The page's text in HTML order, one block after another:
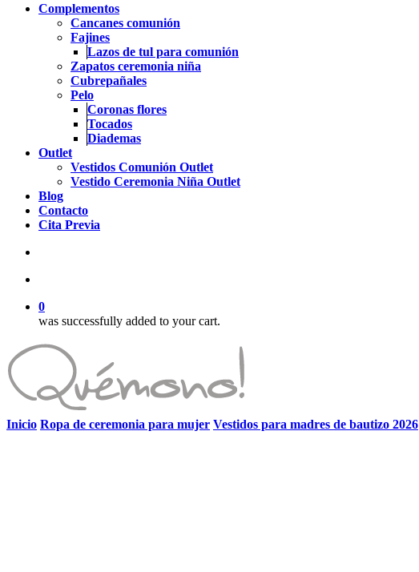
Complementos
Cancanes comunión
Fajines
Lazos de tul para comunión
Zapatos ceremonia niña
Cubrepañales
Pelo
Coronas flores
Tocados
Diademas
Outlet
Vestidos Comunión Outlet
Vestido Ceremonia Niña Outlet
Blog
Contacto
Cita Previa
0
was successfully added to your cart.
Inicio Ropa de ceremonia para mujer Vestidos para madres de bautizo 2026